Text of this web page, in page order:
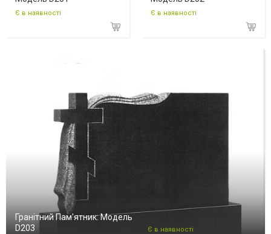
Є в наявності Є в наявності
Гранітний Пам'ятник: Модель
D203
Є в наявності